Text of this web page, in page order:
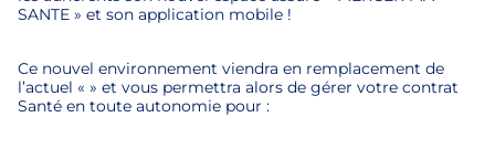
SANTE » et son application mobile !
Ce nouvel environnement viendra en remplacement de
l’actuel « » et vous permettra alors de gérer votre contrat
Santé en toute autonomie pour :